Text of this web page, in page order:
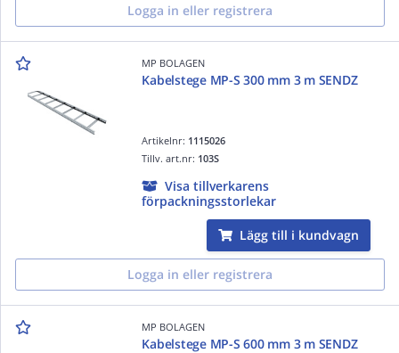
Logga in eller registrera
MP BOLAGEN
Kabelstege MP-S 300 mm 3 m SENDZ
Artikelnr: 1115026
Tillv. art.nr: 103S
Visa tillverkarens
förpackningsstorlekar
Lägg till i kundvagn
Logga in eller registrera
MP BOLAGEN
Kabelstege MP-S 600 mm 3 m SENDZ